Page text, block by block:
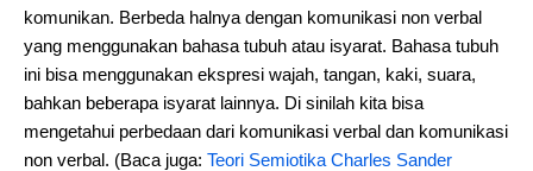
komunikan. Berbeda halnya dengan komunikasi non verbal
yang menggunakan bahasa tubuh atau isyarat. Bahasa tubuh
ini bisa menggunakan ekspresi wajah, tangan, kaki, suara,
bahkan beberapa isyarat lainnya. Di sinilah kita bisa
mengetahui perbedaan dari komunikasi verbal dan komunikasi
non verbal. (Baca juga: Teori Semiotika Charles Sander